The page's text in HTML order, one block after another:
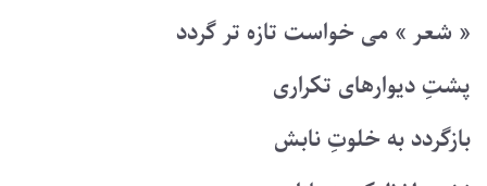
« شعر » می خواست تازه تر گردد
پشتِ دیوارهای تکراری
بازگردد به خلوتِ نابش